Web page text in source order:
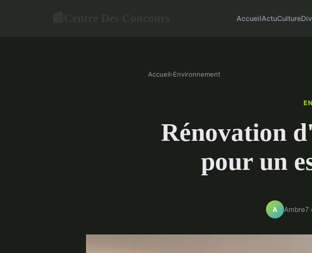
AccueilActuCulture
Accueil›Environnement
Rénovation
pour un
A Ambre7